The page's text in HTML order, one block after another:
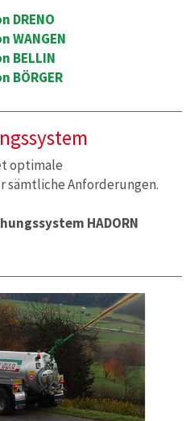
DRENO
WANGEN
BELLIN
BÖRGER
optimale
sämtliche Anforderungen.
HADORN